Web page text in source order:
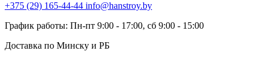
+375 (29) 165-44-44 info@hanstroy.by
График работы: Пн-пт 9:00 - 17:00, сб 9:00 - 15:00
Доставка по Минску и РБ